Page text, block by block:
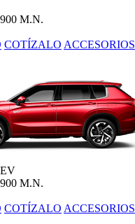
M.N.
COTÍZALO ACCESORIOS
M.N.
COTÍZALO ACCESORIOS